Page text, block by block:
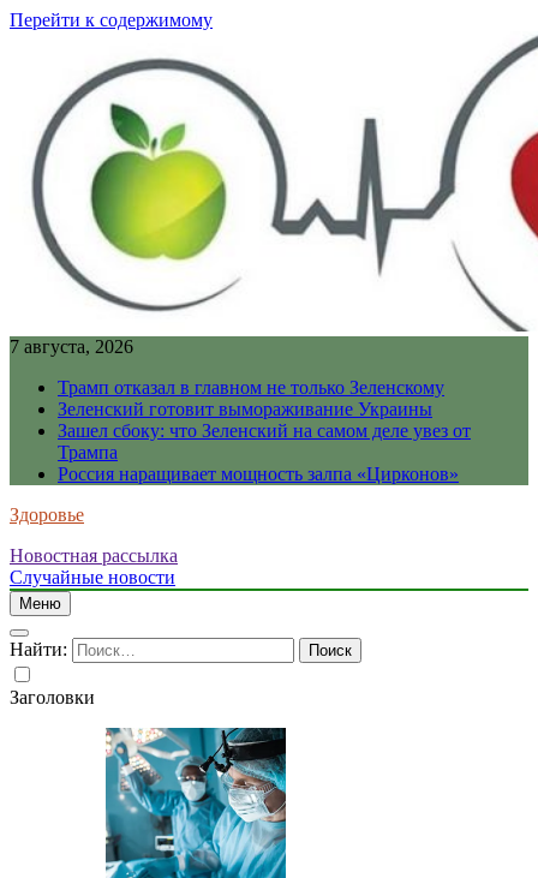
Перейти к содержимому
7 августа, 2026
Трамп отказал в главном не только Зеленскому
Зеленский готовит вымораживание Украины
Зашел сбоку: что Зеленский на самом деле увез от
Трампа
Россия наращивает мощность залпа «Цирконов»
Здоровье
Новостная рассылка
Случайные новости
Меню
Найти:
Заголовки